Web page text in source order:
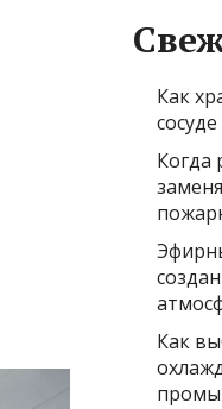
Как
Когда
Как